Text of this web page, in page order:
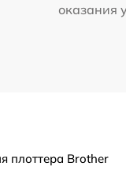
оказания
плоттера Brother